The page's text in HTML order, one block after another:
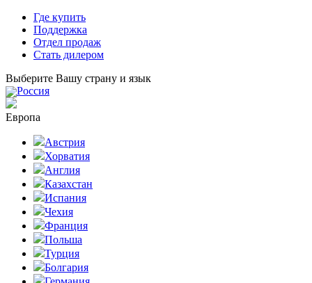
Где купить
Поддержка
Отдел продаж
Стать дилером
Выберите Вашу страну и язык
Россия
Европа
Австрия
Хорватия
Англия
Казахстан
Испания
Чехия
Франция
Польша
Турция
Болгария